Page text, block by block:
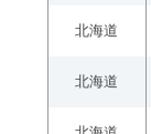
北海道
北海道